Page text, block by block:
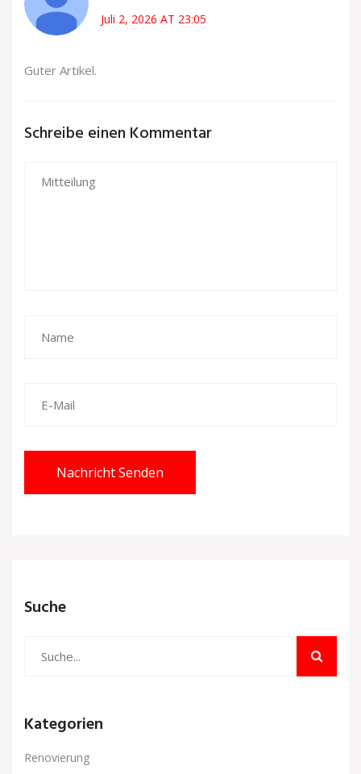
Juli 2, 2026 AT 23:05
Guter Artikel.
Schreibe einen Kommentar
Nachricht Senden
Suche
Kategorien
Renovierung